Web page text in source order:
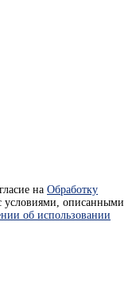
на Обработку
условиями, описанными
об использовании